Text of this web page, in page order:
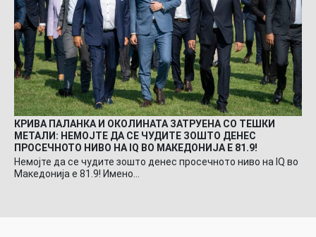
КРИВА ПАЛАНКА И ОКОЛИНАТА ЗАТРУЕНА СО ТЕШКИ
МЕТАЛИ: НЕМОЈТЕ ДА СЕ ЧУДИТЕ ЗОШТО ДЕНЕС
ПРОСЕЧНОТО НИВО НА IQ ВО МАКЕДОНИЈА Е 81.9!
Немојте да се чудите зошто денес просечното ниво на IQ во
Македонија е 81.9! Имено…